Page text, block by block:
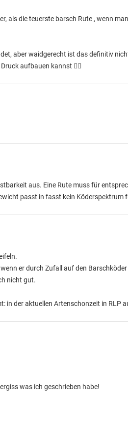
als die teuerste barsch Rute , wenn
aber waidgerecht ist das definitiv
aufbauen kannst 🤷‍♂️
aus. Eine Rute muss für
passt in fasst kein Köderspektrum
er durch Zufall auf den
nicht gut.
in der aktuellen Artenschonzeit in RLP
was ich geschrieben habe!